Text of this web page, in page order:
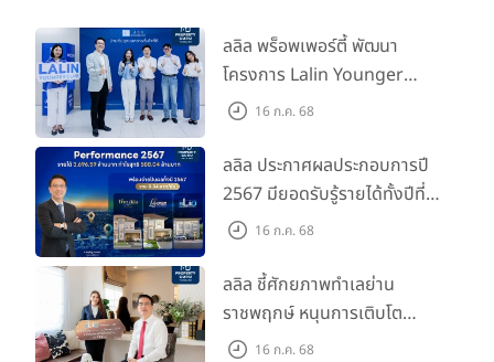
ลลิล พร็อพเพอร์ตี้ พัฒนา
โครงการ Lalin Younger
Club ส่งเสริมผู้นำรุ่นใหม่
16 ก.ค. 68
ลลิล ประกาศผลประกอบการปี
2567 มียอดรับรู้รายได้ทั้งปีที่
3,696.59 ล้านบาท กำไรสุทธิ
ปันผลทั้งปี 2567 รวม 0.34
บาท/หุ้น
16 ก.ค. 68
ลลิล ชี้ศักยภาพทำเลย่าน
ราชพฤกษ์ หนุนการเติบโต
ตลาดที่อยู่อาศัย พร้อมเปิดตัว
16 ก.ค. 68